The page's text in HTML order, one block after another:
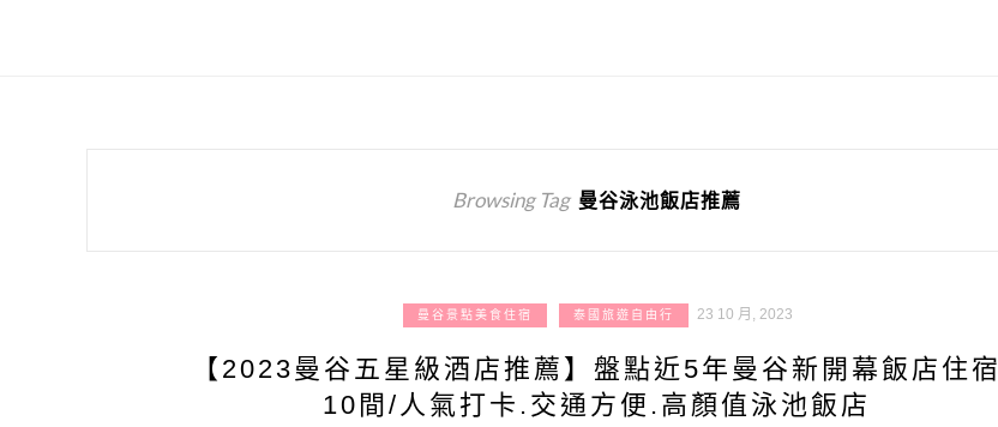
Browsing Tag 曼谷泳池飯店推薦
曼谷景點美食住宿 泰國旅遊自由行 23 10 月, 2023
【2023曼谷五星級酒店推薦】盤點近5年曼谷新開幕飯店住宿
10間/人氣打卡.交通方便.高顏值泳池飯店